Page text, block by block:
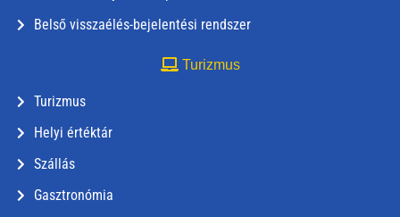
Belső visszaélés-bejelentési rendszer
Turizmus
Turizmus
Helyi értéktár
Szállás
Gasztronómia